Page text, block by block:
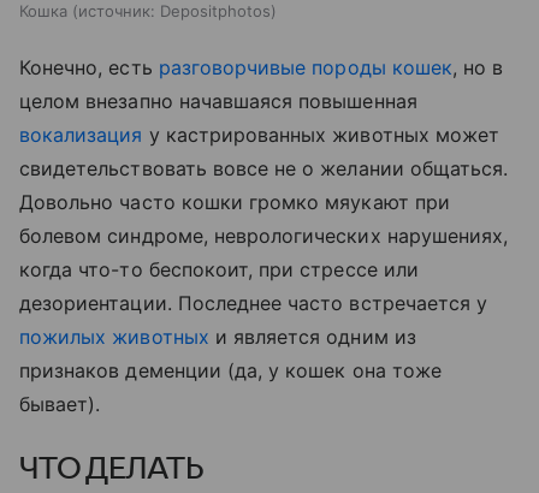
Кошка источник: Depositphotos
Конечно, есть разговорчивые породы кошек, но в
целом внезапно начавшаяся повышенная
вокализация у кастрированных животных может
свидетельствовать вовсе не о желании общаться.
Довольно часто кошки громко мяукают при
болевом синдроме, неврологических нарушениях,
когда что-то беспокоит, при стрессе или
дезориентации. Последнее часто встречается у
пожилых животных и является одним из
признаков деменции (да, у кошек она тоже
бывает).
ЧТО ДЕЛАТЬ